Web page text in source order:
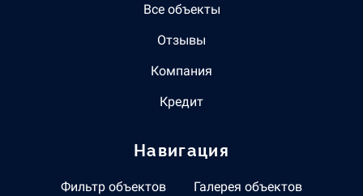
Все объекты
Отзывы
Компания
Кредит
Навигация
Фильтр объектов
Галерея объектов